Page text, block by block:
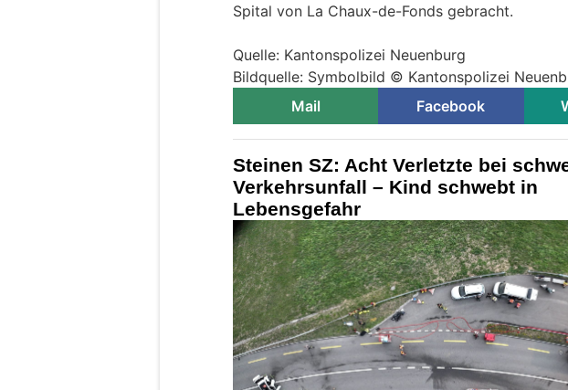
Spital von La Chaux-de-Fonds gebracht.
Quelle: Kantonspolizei Neuenburg
Bildquelle: Symbolbild © Kantonspolizei
Mail
Facebook
Steinen SZ: Acht Verletzte bei
Verkehrsunfall – Kind schwebt in
Lebensgefahr